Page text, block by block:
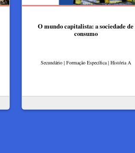
O mundo capitalista: a sociedade de
consumo
Secundário | Formação Específica | História A